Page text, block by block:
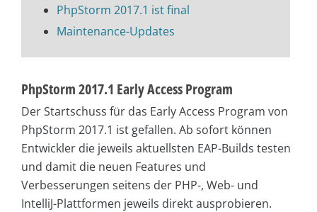
PhpStorm 2017.1 ist final
Maintenance-Updates
PhpStorm 2017.1 Early Access Program
Der Startschuss für das Early Access Program von
PhpStorm 2017.1 ist gefallen. Ab sofort können
Entwickler die jeweils aktuellsten EAP-Builds testen
und damit die neuen Features und
Verbesserungen seitens der PHP-, Web- und
IntelliJ-Plattformen jeweils direkt ausprobieren.